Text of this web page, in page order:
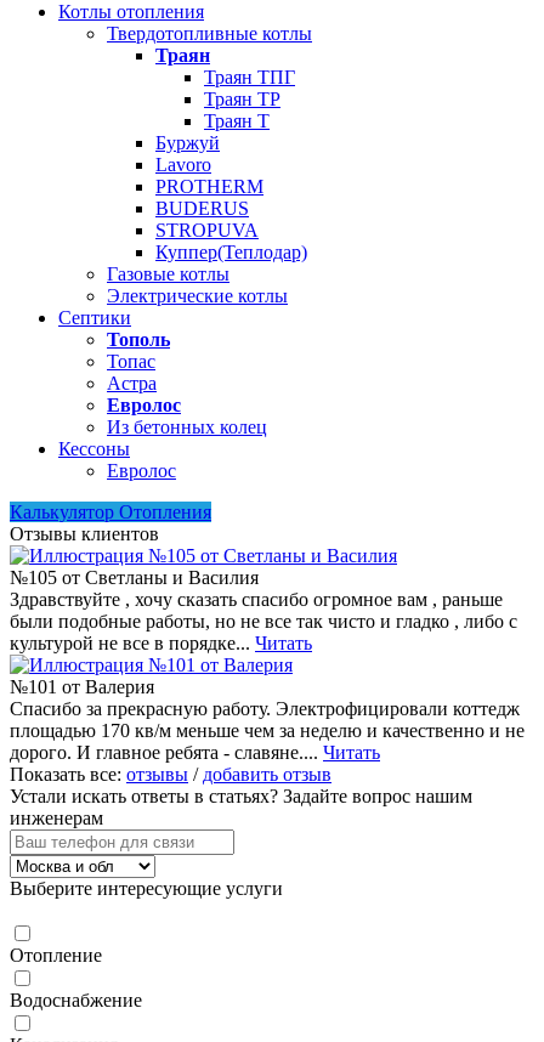
Котлы отопления
Твердотопливные котлы
Траян
Траян ТПГ
Траян ТР
Траян Т
Буржуй
Lavoro
PROTHERM
BUDERUS
STROPUVA
Куппер(Теплодар)
Газовые котлы
Электрические котлы
Септики
Тополь
Топас
Астра
Евролос
Из бетонных колец
Кессоны
Евролос
Калькулятор Отопления
Отзывы клиентов
№105 от Светланы и Василия
Здравствуйте , хочу сказать спасибо огромное вам , раньше
были подобные работы, но не все так чисто и гладко , либо с
культурой не все в порядке... Читать
№101 от Валерия
Спасибо за прекрасную работу. Электрофицировали коттедж
площадью 170 кв/м меньше чем за неделю и качественно и не
дорого. И главное ребята - славяне.... Читать
Показать все: отзывы /добавить отзыв
Устали искать ответы в статьях? Задайте вопрос нашим
инженерам
Выберите интересующие услуги
Отопление
Водоснабжение